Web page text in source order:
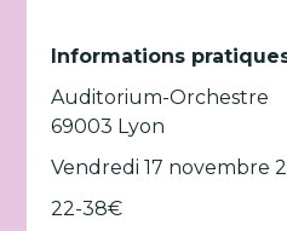
Informations
Auditorium-
69003 Lyon
Vendredi 17 novembre
22-38€